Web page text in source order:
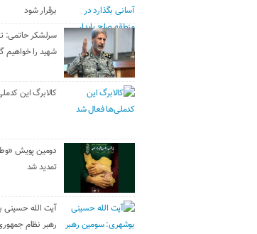
برقرار شود
سرلشکر حاتمی:
شهید را خواهیم
کالابرگ این
دومین پویش
تمدید شد
آیت الله
رهبر نظام